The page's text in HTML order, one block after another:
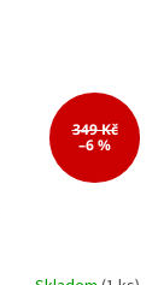
349 Kč
–6 %